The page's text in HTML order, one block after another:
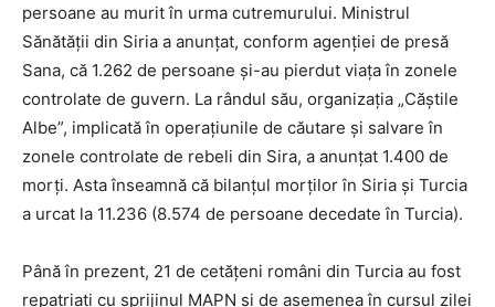
persoane au murit în urma cutremurului. Ministrul
Sănătăţii din Siria a anunțat, conform agenţiei de presă
Sana, că 1.262 de persoane și-au pierdut viața în zonele
controlate de guvern. La rândul său, organizația „Căștile
Albe”, implicată în operațiunile de căutare și salvare în
zonele controlate de rebeli din Sira, a anunțat 1.400 de
morți. Asta înseamnă că bilanțul morților în Siria și Turcia
a urcat la 11.236 (8.574 de persoane decedate în Turcia).
Până în prezent, 21 de cetățeni români din Turcia au fost
repatriați cu sprijinul MAPN și de asemenea în cursul zilei